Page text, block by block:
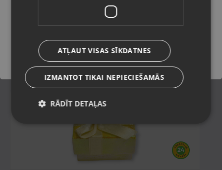
Stāvoklis Jauns (Garantija 24 mēneši)
€
Saglabāt
ATĻAUT VISAS SĪKDATNES
IZMANTOT TIKAI NEPIECIEŠAMĀS
RĀDĪT DETAĻAS